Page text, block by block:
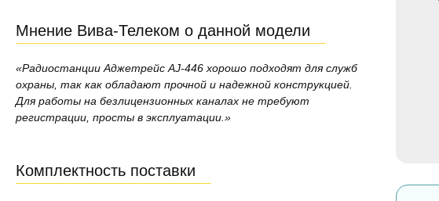
Мнение Вива-Телеком о данной модели
«Радиостанции Аджетрейс AJ-446 хорошо подходят для служб
охраны, так как обладают прочной и надежной конструкцией.
Для работы на безлицензионных каналах не требуют
регистрации, просты в эксплуатации.»
Комплектность поставки